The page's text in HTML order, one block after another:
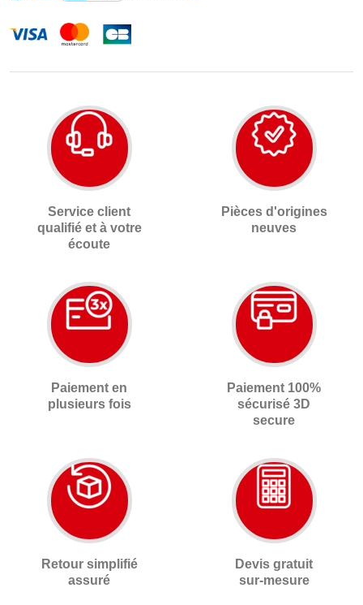
Service client
qualifié et à votre
écoute
Pièces d'origines
neuves
Paiement en
plusieurs fois
Paiement 100%
sécurisé 3D
secure
Retour simplifié
assuré
Devis gratuit
sur-mesure